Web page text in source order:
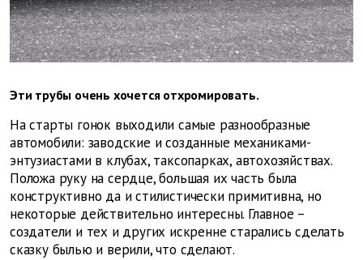
Эти трубы очень хочется отхромировать.
На старты гонок выходили самые разнообразные
автомобили: заводские и созданные механиками-
энтузиастами в клубах, таксопарках, автохозяйствах.
Положа руку на сердце, большая их часть была
конструктивно да и стилистически примитивна, но
некоторые действительно интересны. Главное –
создатели и тех и других искренне старались сделать
сказку былью и верили, что сделают.